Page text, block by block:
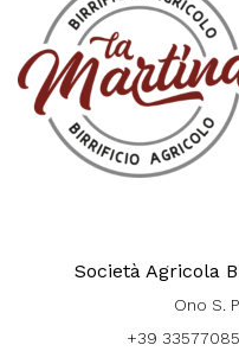
Società Agricola
Ono S.
+39